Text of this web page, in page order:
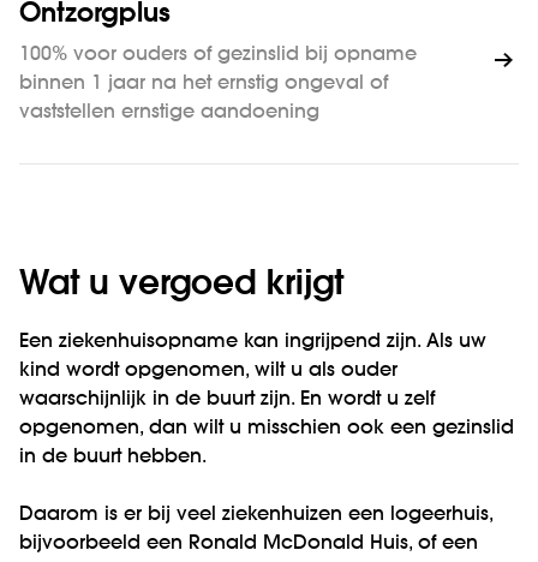
Ontzorgplus
100% voor ouders of gezinslid bij opname
binnen 1 jaar na het ernstig ongeval of
vaststellen ernstige aandoening
Wat u vergoed krijgt
Een ziekenhuisopname kan ingrijpend zijn. Als uw
kind wordt opgenomen, wilt u als ouder
waarschijnlijk in de buurt zijn. En wordt u zelf
opgenomen, dan wilt u misschien ook een gezinslid
in de buurt hebben.
Daarom is er bij veel ziekenhuizen een logeerhuis,
bijvoorbeeld een Ronald McDonald Huis, of een